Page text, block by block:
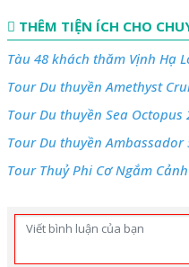
THÊM TIỆN ÍCH CHO
Tàu 48 khách thăm Vịnh Hạ
Tour Du thuyền Amethyst
Tour Du thuyền Sea Octopus
Tour Du thuyền Ambassador
Tour Thuỷ Phi Cơ Ngắm